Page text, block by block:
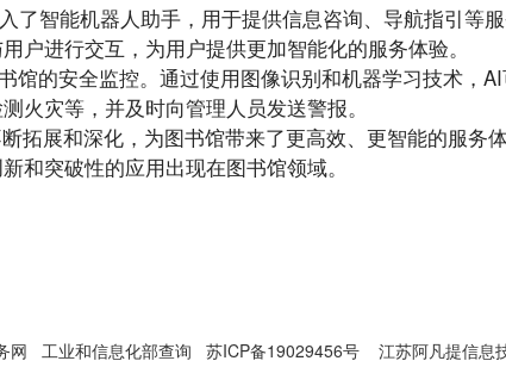
了智能机器人助手，用于提供信息咨询、导航指引等
户进行交互，为用户提供更加智能化的服务体验。
馆的安全监控。通过使用图像识别和机器学习技术，
火灾等，并及时向管理人员发送警报。
拓展和深化，为图书馆带来了更高效、更智能的服务
和突破性的应用出现在图书馆领域。
网 工业和信息化部查询 苏ICP备19029456号 江苏阿凡提信息